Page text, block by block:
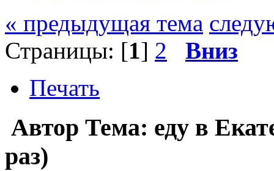
« предыдущая тема
Страницы: [1] 2
Вниз
Печать
Автор Тема: еду в
раз)